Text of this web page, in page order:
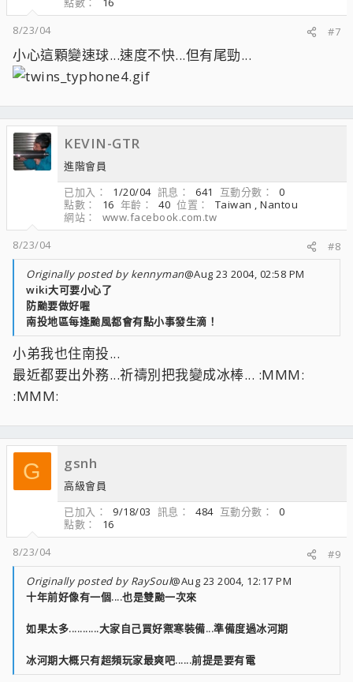
8/23/04
#7
小心這顆變速球...速度不快...但有尾勁...
KEVIN-GTR
進階會員
已加入
1/20/04 訊息 641 互動分數
0
點數
16 年齡 40 位置
Taiwan , Nantou
網站
www.facebook.com.tw
8/23/04
#8
Originally posted by kennyman@Aug 23 2004, 02:58 PM
wiki大可要小心了
防颱要做好喔
南投地區每逢颱風都會有點小事發生滴！
小弟我也住南投...
最近都要出外務...祈禱別把我變成冰棒... :MMM:
:MMM:
G gsnh
高級會員
已加入
9/18/03 訊息 484 互動分數
0
點數
16
8/23/04
#9
Originally posted by RaySoul@Aug 23 2004, 12:17 PM
十年前好像有一個....也是雙颱一次來
如果太多...........大家自己買好禦寒裝備...準備度過冰河期
冰河期大概只有超頻玩家最爽吧......前提是要有電